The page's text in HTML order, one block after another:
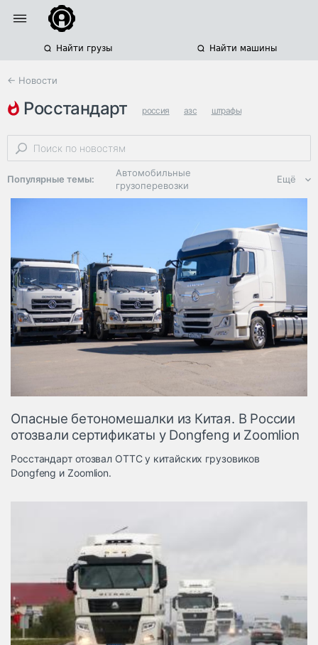
Найти грузы Найти машины
← Новости
росстандарт россия азс штрафы
Популярные темы:
Автомобильные
грузоперевозки
Дороги,
инфраструктура
Логистика, грузы
Негабаритные и
опасные грузы
страхование
Таможня и ВЭД
грузовые
Спецтехника
Автосервис,
запчасти, шины
Топливо, масла и
автохимия
Дзен
Ещё
Опасные бетономешалки из Китая. В России
отозвали сертификаты у Dongfeng и Zoomlion
Росстандарт отозвал ОТТС у китайских грузовиков
Dongfeng и Zoomlion.